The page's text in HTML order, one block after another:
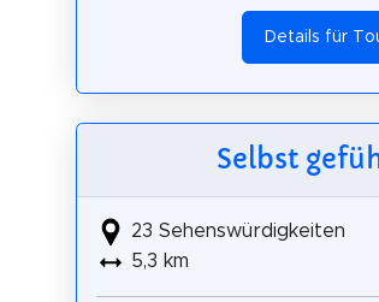
Details für
Selbst
23 Sehenswürdigkeiten
5,3 km